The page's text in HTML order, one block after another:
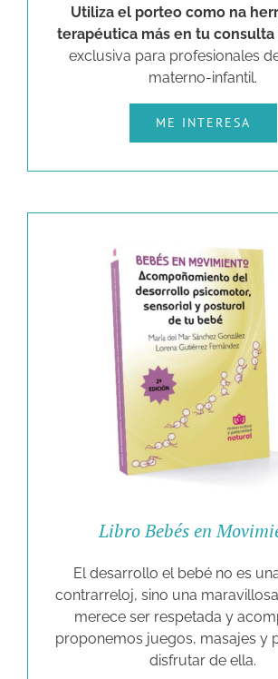
Utiliza el porteo como na
terapéutica más en tu consulta
exclusiva para profesionales
materno-infantil.
ME INTERESA
Libro Bebés en
El desarrollo el bebé no es
contrarreloj, sino una
merece ser respetada y
proponemos juegos, masajes y
disfrutar de ella.